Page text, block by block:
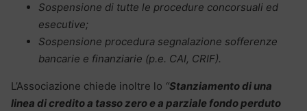
Sospensione di tutte le procedure concorsuali ed
esecutive;
Sospensione procedura segnalazione sofferenze
bancarie e finanziarie (p.e. CAI, CRIF).
L’Associazione chiede inoltre lo “Stanziamento di una
linea di credito a tasso zero e a parziale fondo perduto